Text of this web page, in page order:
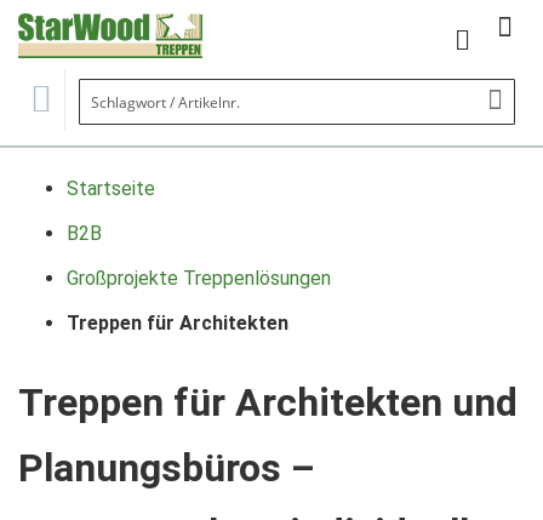
Mein
Startseite
B2B
Großprojekte Treppenlösungen
Treppen für Architekten
Treppen für Architekten und
Planungsbüros –